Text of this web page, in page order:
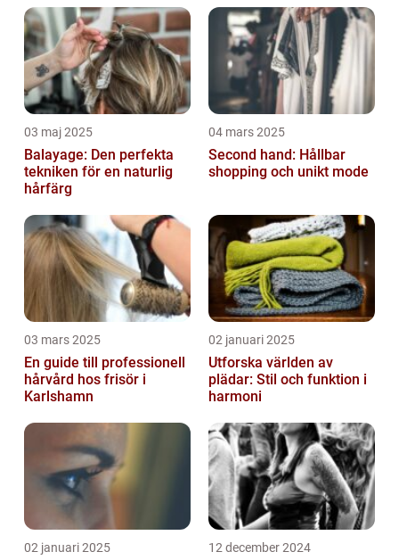
03 maj 2025
Balayage: Den perfekta
tekniken för en naturlig
hårfärg
04 mars 2025
Second hand: Hållbar
shopping och unikt mode
03 mars 2025
En guide till professionell
hårvård hos frisör i
Karlshamn
02 januari 2025
Utforska världen av
plädar: Stil och funktion i
harmoni
02 januari 2025 12 december 2024